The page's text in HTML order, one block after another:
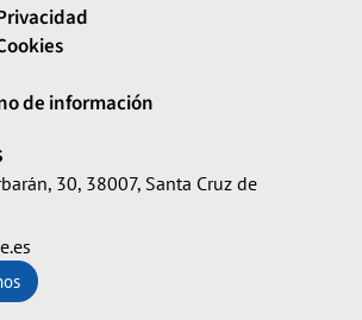
de información
30, 38007, Santa Cruz de